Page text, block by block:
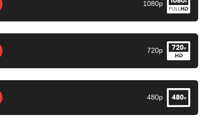
1080p
720p
480p